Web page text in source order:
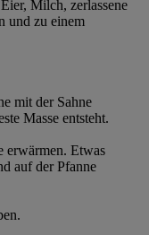
Milch, zerlassene
und zu einem
mit der Sahne
Masse entsteht.
erwärmen. Etwas
auf der Pfanne